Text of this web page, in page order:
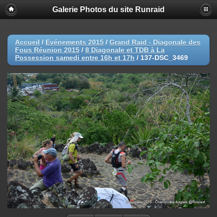
Galerie Photos du site Runraid
Accueil / Evénements 2015 / Grand Raid - Diagonale des
Fous Réunion 2015 / 8 Diagonale et TDB à La
Possession samedi entre 16h et 17h / 137-DSC_3469